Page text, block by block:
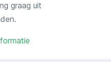
graag uit